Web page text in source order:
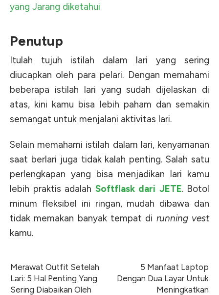
yang Jarang diketahui
Penutup
Itulah tujuh istilah dalam lari yang sering
diucapkan oleh para pelari. Dengan memahami
beberapa istilah lari yang sudah dijelaskan di
atas, kini kamu bisa lebih paham dan semakin
semangat untuk menjalani aktivitas lari.
Selain memahami istilah dalam lari, kenyamanan
saat berlari juga tidak kalah penting. Salah satu
perlengkapan yang bisa menjadikan lari kamu
lebih praktis adalah Softflask dari JETE. Botol
minum fleksibel ini ringan, mudah dibawa dan
tidak memakan banyak tempat di running vest
kamu.
Merawat Outfit Setelah
Lari: 5 Hal Penting Yang
Sering Diabaikan Oleh
5 Manfaat Laptop
Dengan Dua Layar Untuk
Meningkatkan